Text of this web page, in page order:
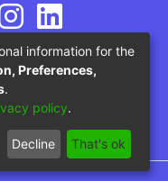
information for the
Preferences,
.
policy.
Decline That's ok